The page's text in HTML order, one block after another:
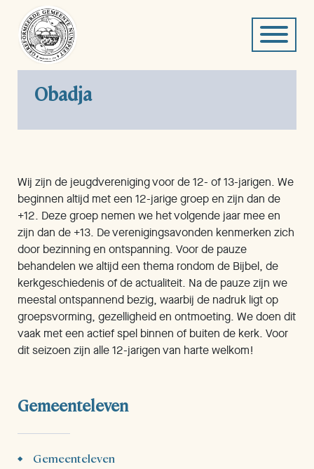
Obadja
Gemeenteleven
Gemeenteleven
Wij zijn de jeugdvereniging voor de 12- of 13-jarigen. We
beginnen altijd met een 12-jarige groep en zijn dan de
+12. Deze groep nemen we het volgende jaar mee en
zijn dan de +13. De verenigingsavonden kenmerken zich
door bezinning en ontspanning. Voor de pauze
behandelen we altijd een thema rondom de Bijbel, de
kerkgeschiedenis of de actualiteit. Na de pauze zijn we
meestal ontspannend bezig, waarbij de nadruk ligt op
groepsvorming, gezelligheid en ontmoeting. We doen dit
vaak met een actief spel binnen of buiten de kerk. Voor
dit seizoen zijn alle 12-jarigen van harte welkom!